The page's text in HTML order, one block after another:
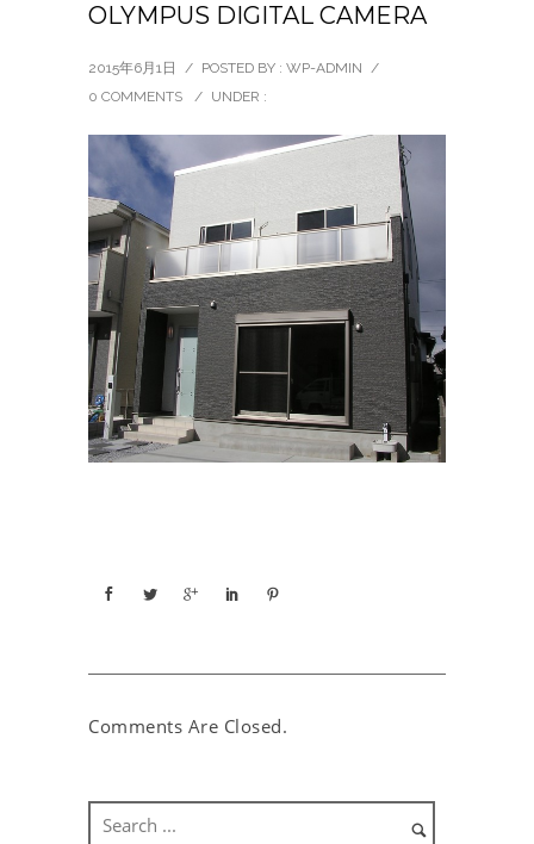
OLYMPUS DIGITAL CAMERA
2015年6月1日 / POSTED BY : WP-ADMIN /
0 COMMENTS
/ UNDER :
Comments Are Closed.